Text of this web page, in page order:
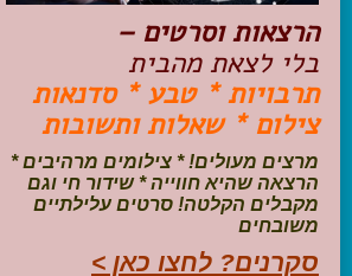
מלונות בוטיק בישראל
טיפים והמלצות
הכנות לנסיעה
טיולי ג'יפים
טיולים עם ילדים
שייט, הפלגות, קרוזים
דיגיטל
עקבו אחרינו בפייסבוק
הרצאות וסרטים –
בלי לצאת מהבית
תרבויות * טבע * סדנאות
צילום * שאלות ותשובות
מרצים מעולים! * צילומים מרהיבים *
הרצאה שהיא חווייה * שידור חי וגם
מקבלים הקלטה! סרטים עלילתיים
משובחים
סקרנים? לחצו כאן >